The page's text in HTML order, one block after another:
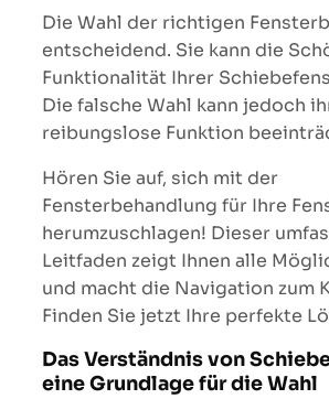
Die Wahl der richtigen
entscheidend. Sie kann die
Funktionalität Ihrer
Die falsche Wahl kann jedoch
reibungslose Funktion
Hören Sie auf, sich mit der
Fensterbehandlung für Ihre
herumzuschlagen! Dieser
Leitfaden zeigt Ihnen alle
und macht die Navigation zum
Finden Sie jetzt Ihre perfekte
Das Verständnis von
eine Grundlage für die Wahl